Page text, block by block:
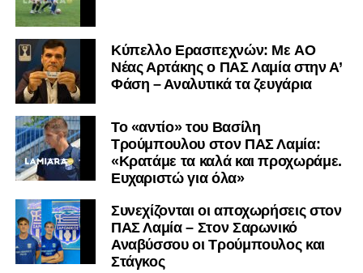
Kύπελλο Ερασιτεχνών: Με AO
Nέας Αρτάκης ο ΠΑΣ Λαμία στην Α’
Φάση – Αναλυτικά τα ζευγάρια
Το «αντίο» του Βασίλη
Τρούμπουλου στον ΠΑΣ Λαμία:
«Κρατάμε τα καλά και προχωράμε.
Ευχαριστώ για όλα»
Συνεχίζονται οι αποχωρήσεις στον
ΠΑΣ Λαμία – Στον Σαρωνικό
Αναβύσσου οι Τρούμπουλος και
Στάγκος